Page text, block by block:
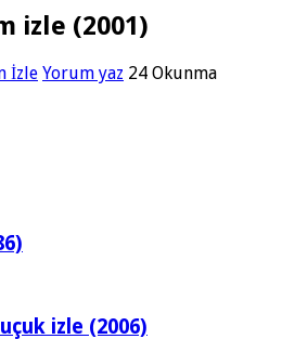
izle (2001)
İzle Yorum yaz 24 Okunma
izle (2006)